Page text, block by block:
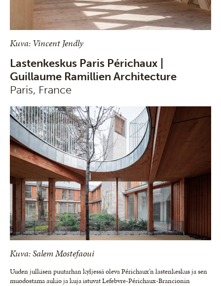
Kuva: Vincent Jendly
Lastenkeskus Paris Périchaux |
Guillaume Ramillien Architecture
Paris, France
Kuva: Salem Mostefaoui
Uuden julkisen puutarhan kyljessä oleva Périchaux’n lastenkeskus ja sen
muodostama aukio ja kuja istuvat Lefebvre-Périchaux-Brancionin